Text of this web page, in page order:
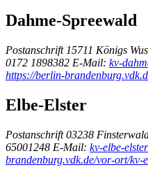
Dahme-Spreewald
Postanschrift 15711 Königs
0172 1898382 E-Mail: kv-
https://berlin-
Elbe-Elster
Postanschrift 03238
65001248 E-Mail: kv-elbe-
brandenburg.vdk.de/vor-ort/kv-